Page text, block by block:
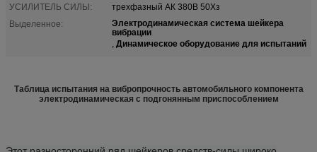
УСИЛИТЕЛЬ СИЛЫ:
трехфазный АК 380В 50Хз
Выделенное:
Электродинамическая система шейкера
вибрации
, Динамическое оборудование для испытаний
Таблица испытания на вибропрочность автомобильного компонента
электродинамическая с подгонянным приспособлением